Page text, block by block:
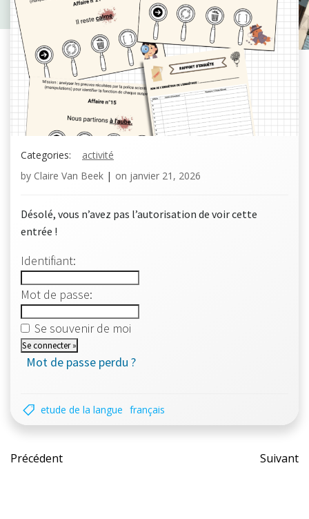
Categories:
activité
by Claire Van Beek | on janvier 21, 2026
Désolé, vous n’avez pas l’autorisation de voir cette
entrée !
Identifiant:
Mot de passe:
Se souvenir de moi
Mot de passe perdu ?
etude de la langue français
Post
Précédent Suivant